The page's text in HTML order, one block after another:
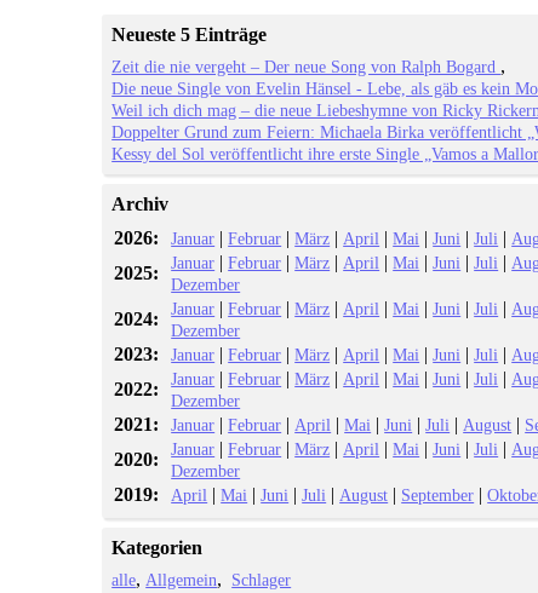
Neueste 5 Einträge
Zeit die nie vergeht – Der neue Song von Ralph Bogard
Die neue Single von Evelin Hänsel - Lebe, als gäb es kein
Weil ich dich mag – die neue Liebeshymne von Ricky
Doppelter Grund zum Feiern: Michaela Birka veröffentlicht
Kessy del Sol veröffentlicht ihre erste Single „Vamos a
Archiv
2026:
Januar |Februar |März | April |Mai |Juni |Juli |
2025: Januar |Februar |März | April |Mai |Juni |Juli |
Dezember
2024: Januar |Februar |März | April |Mai |Juni |Juli |
Dezember
2023: Januar |Februar |März | April |Mai |Juni |Juli |
2022: Januar |Februar |März | April |Mai |Juni |Juli |
Dezember
2021: Januar |Februar | April |Mai |Juni |Juli | August |
2020: Januar |Februar |März | April |Mai |Juni |Juli |
Dezember
2019: April |Mai |Juni |Juli | August | September |
Kategorien
alle Allgemein Schlager